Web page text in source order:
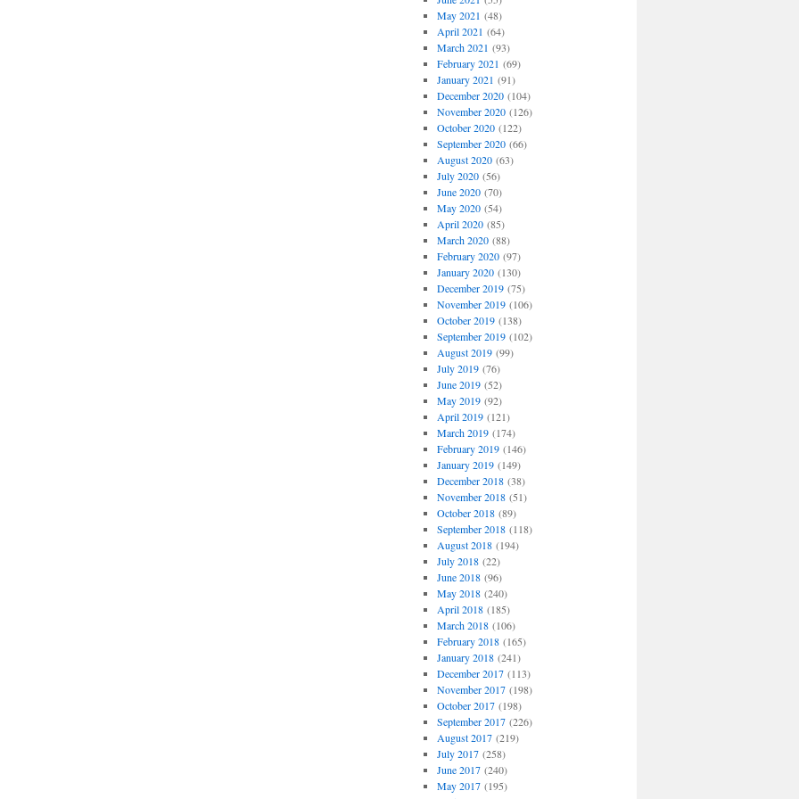
May 2021 (48)
April 2021 (64)
March 2021 (93)
February 2021 (69)
January 2021 (91)
December 2020(104)
November 2020(126)
October 2020(122)
September 2020(66)
August 2020(63)
July 2020(56)
June 2020(70)
May 2020(54)
April 2020(85)
March 2020(88)
February 2020(97)
January 2020(130)
December 2019(75)
November 2019(106)
October 2019(138)
September 2019(102)
August 2019(99)
July 2019(76)
June 2019(52)
May 2019(92)
April 2019(121)
March 2019(174)
February 2019(146)
January 2019(149)
December 2018(38)
November 2018(51)
October 2018(89)
September 2018(118)
August 2018(194)
July 2018(22)
June 2018(96)
May 2018(240)
April 2018(185)
March 2018(106)
February 2018(165)
January 2018(241)
December 2017(113)
November 2017(198)
October 2017(198)
September 2017(226)
August 2017(219)
July 2017(258)
June 2017(240)
May 2017(195)